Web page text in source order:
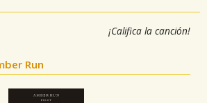
¡Califica la canción!
Run